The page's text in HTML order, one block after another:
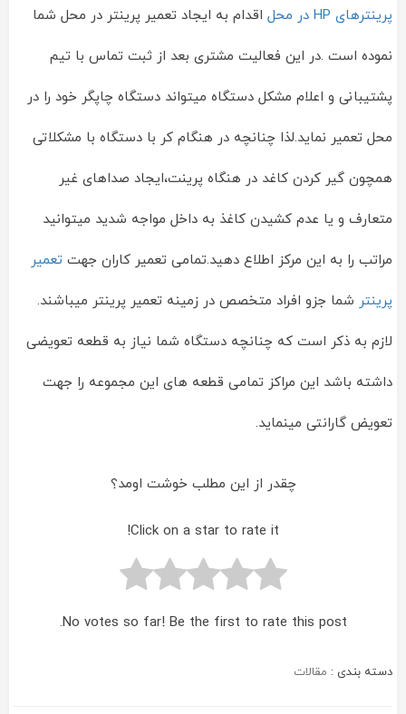
پرینترهای HP در محل اقدام به ایجاد تعمیر پرینتر در محل شما
نموده است .در این فعالیت مشتری بعد از ثبت تماس با تیم
پشتیبانی و اعلام مشکل دستگاه میتواند دستگاه چاپگر خود را در
محل تعمیر نماید.لذا چنانچه در هنگام کر با دستگاه با مشکلاتی
همچون گیر کردن کاغد در هنگاه پرینت،ایجاد صداهای غیر
متعارف و یا عدم کشیدن کاغذ به داخل مواجه شدید میتوانید
مراتب را به این مرکز اطلاع دهید.تمامی تعمیر کاران جهت تعمیر
پرینتر شما جزو افراد متخصص در زمینه تعمیر پرینتر میباشند.
لازم به ذکر است که چنانچه دستگاه شما نیاز به قطعه تعویضی
داشته باشد این مراکز تمامی قطعه های این مجموعه را جهت
تعویض گارانتی مینماید.
چقدر از این مطلب خوشت اومد؟
Click on a star to rate it!
No votes so far! Be the first to rate this post.
دسته بندی : مقالات